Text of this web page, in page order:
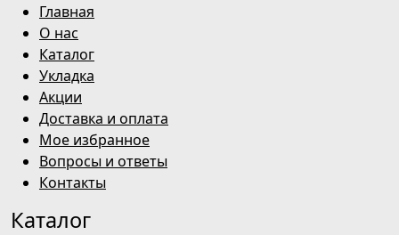
Главная
О нас
Каталог
Укладка
Акции
Доставка и оплата
Мое избранное
Вопросы и ответы
Контакты
Каталог